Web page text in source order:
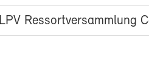
LPV Ressortversammlung